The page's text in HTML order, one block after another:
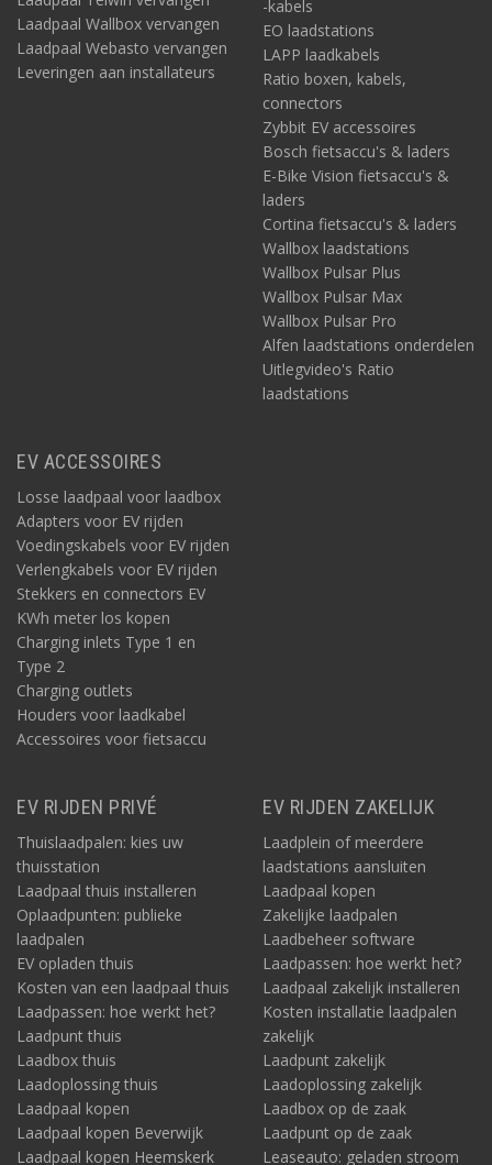
Laadpaal Wallbox vervangen
Laadpaal Webasto vervangen
Leveringen aan installateurs
-kabels
EO laadstations
LAPP laadkabels
Ratio boxen, kabels,
connectors
Zybbit EV accessoires
Bosch fietsaccu's & laders
E-Bike Vision fietsaccu's &
laders
Cortina fietsaccu's & laders
Wallbox laadstations
Wallbox Pulsar Plus
Wallbox Pulsar Max
Wallbox Pulsar Pro
Alfen laadstations onderdelen
Uitlegvideo's Ratio
laadstations
EV ACCESSOIRES
Losse laadpaal voor laadbox
Adapters voor EV rijden
Voedingskabels voor EV rijden
Verlengkabels voor EV rijden
Stekkers en connectors EV
KWh meter los kopen
Charging inlets Type 1 en
Type 2
Charging outlets
Houders voor laadkabel
Accessoires voor fietsaccu
EV RIJDEN PRIVÉ
Thuislaadpalen: kies uw
thuisstation
Laadpaal thuis installeren
Oplaadpunten: publieke
laadpalen
EV opladen thuis
Kosten van een laadpaal thuis
Laadpassen: hoe werkt het?
Laadpunt thuis
Laadbox thuis
Laadoplossing thuis
Laadpaal kopen
Laadpaal kopen Beverwijk
Laadpaal kopen Heemskerk
EV RIJDEN ZAKELIJK
Laadplein of meerdere
laadstations aansluiten
Laadpaal kopen
Zakelijke laadpalen
Laadbeheer software
Laadpassen: hoe werkt het?
Laadpaal zakelijk installeren
Kosten installatie laadpalen
zakelijk
Laadpunt zakelijk
Laadoplossing zakelijk
Laadbox op de zaak
Laadpunt op de zaak
Leaseauto: geladen stroom